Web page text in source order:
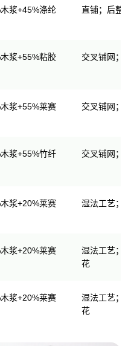
浆+45%涤纶 直铺；后整
浆+55%粘胶 交叉铺网；
浆+55%莱赛
交叉铺网；
浆+55%竹纤
交叉铺网；
浆+20%莱赛
湿法工艺；
浆+20%莱赛
湿法工艺；
花
浆+20%莱赛
湿法工艺；
花